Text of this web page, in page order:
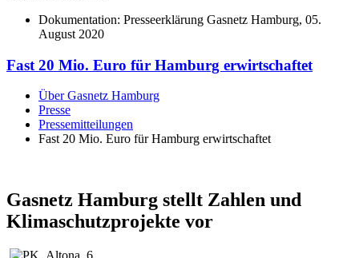
Dokumentation: Presseerklärung Gasnetz Hamburg, 05.
August 2020
Fast 20 Mio. Euro für Hamburg erwirtschaftet
Über Gasnetz Hamburg
Presse
Pressemitteilungen
Fast 20 Mio. Euro für Hamburg erwirtschaftet
Gasnetz Hamburg stellt Zahlen und
Klimaschutzprojekte vor